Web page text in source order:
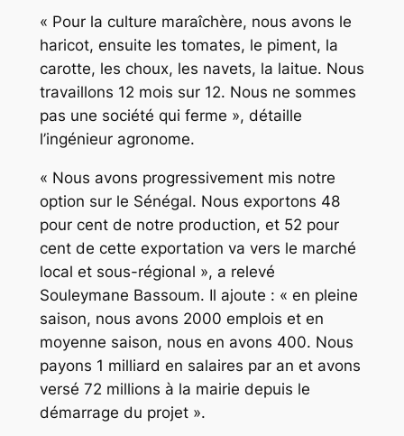
« Pour la culture maraîchère, nous avons le
haricot, ensuite les tomates, le piment, la
carotte, les choux, les navets, la laitue. Nous
travaillons 12 mois sur 12. Nous ne sommes
pas une société qui ferme », détaille
l’ingénieur agronome.
« Nous avons progressivement mis notre
option sur le Sénégal. Nous exportons 48
pour cent de notre production, et 52 pour
cent de cette exportation va vers le marché
local et sous-régional », a relevé
Souleymane Bassoum. Il ajoute : « en pleine
saison, nous avons 2000 emplois et en
moyenne saison, nous en avons 400. Nous
payons 1 milliard en salaires par an et avons
versé 72 millions à la mairie depuis le
démarrage du projet ».